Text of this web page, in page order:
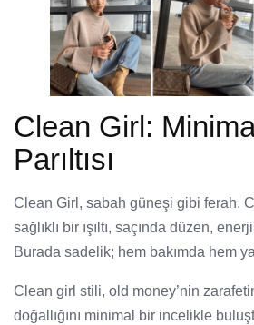
Clean Girl:
Parıltısı
Clean Girl, sabah güneşi gibi ferah.
sağlıklı bir ışıltı, saçında düzen,
Burada sadelik; hem bakımda hem
Clean girl stili, old money’nin
doğallığını minimal bir incelikle